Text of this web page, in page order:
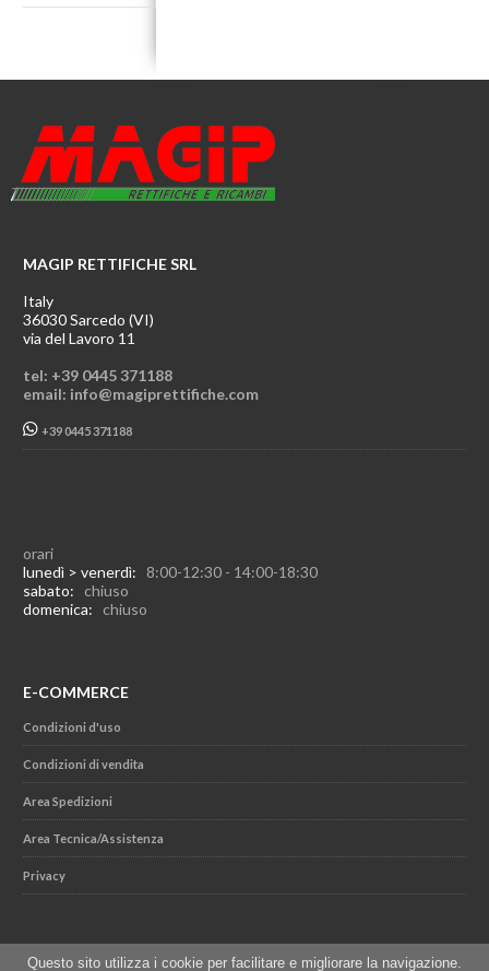
MAGIP RETTIFICHE SRL
Italy
36030 Sarcedo (VI)
via del Lavoro 11
tel: +39 0445 371188
email: info@magiprettifiche.com
+39 0445 371188
orari
lunedì > venerdì: 8:00-12:30 - 14:00-18:30
sabato: chiuso
domenica: chiuso
E-COMMERCE
Condizioni d'uso
Condizioni di vendita
Area Spedizioni
Area Tecnica/Assistenza
Privacy
Questo sito utilizza i cookie per facilitare e migliorare la navigazione.